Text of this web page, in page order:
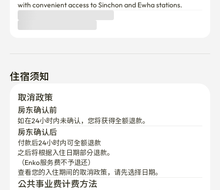
with convenient access to Sinchon and Ewha stations.
住宿须知
取消政策
房东确认前
如在24小时内未确认，您将获得全额退款。
房东确认后
付款后24小时内可全额退款
之后将根据入住日期部分退款。
（Enko服务费不予退还）
查看您的入住期间的取消政策，请先选择日期。
公共事业费计费方法